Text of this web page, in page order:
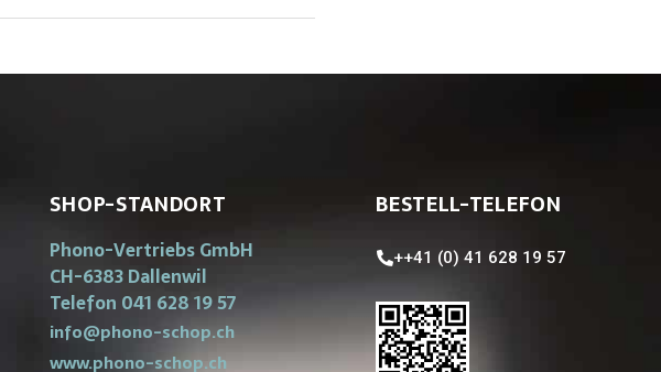
SHOP-STANDORT
Phono-Vertriebs GmbH
CH-6383 Dallenwil
Telefon 041 628 19 57
info@phono-schop.ch
www.phono-schop.ch
BESTELL-TELEFON
++41 (0) 41 628 19 57